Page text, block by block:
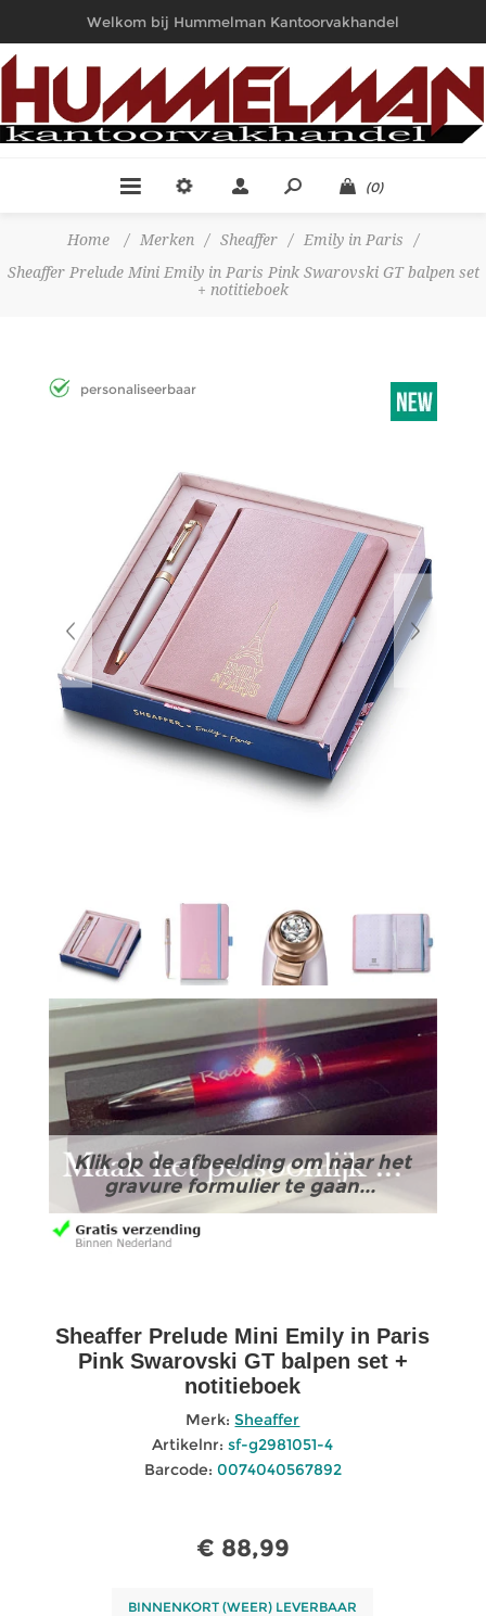
Welkom bij Hummelman Kantoorvakhandel
(0)
Home / Merken / Sheaffer / Emily in Paris
/
Sheaffer Prelude Mini Emily in Paris Pink Swarovski GT balpen set
+ notitieboek
personaliseerbaar
Klik op de afbeelding om naar het
gravure formulier te gaan...
Sheaffer Prelude Mini Emily in Paris
Pink Swarovski GT balpen set +
notitieboek
Merk: Sheaffer
Artikelnr: sf-g2981051-4
Barcode: 0074040567892
€ 88,99
BINNENKORT (WEER) LEVERBAAR